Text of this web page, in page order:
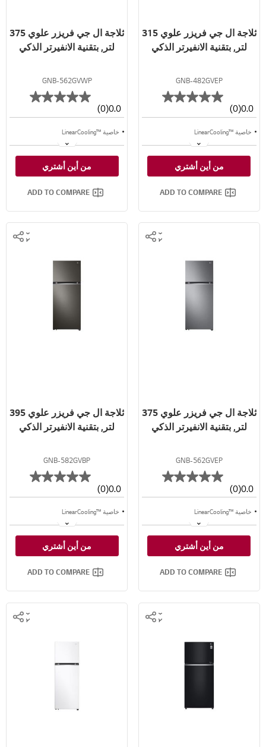
ثلاجة ال جي فريزر علوي 315
لتر, بتقنية الانفيرتر الذكي
GNB-482GVEP
0.0
(0)
خاصية ™LinearCooling
تدفق متعدد للهواء
من أين أشتري
ADD TO COMPARE
ثلاجة ال جي فريزر علوي 375
لتر, بتقنية الانفيرتر الذكي
GNB-562GVWP
0.0
(0)
خاصية ™LinearCooling
تدفق متعدد للهواء
من أين أشتري
ADD TO COMPARE
ثلاجة ال جي فريزر علوي 375
لتر, بتقنية الانفيرتر الذكي
GNB-562GVEP
0.0
(0)
خاصية ™LinearCooling
تدفق متعدد للهواء
من أين أشتري
ADD TO COMPARE
ثلاجة ال جي فريزر علوي 395
لتر, بتقنية الانفيرتر الذكي
GNB-582GVBP
0.0
(0)
خاصية ™LinearCooling
تدفق متعدد للهواء
من أين أشتري
ADD TO COMPARE